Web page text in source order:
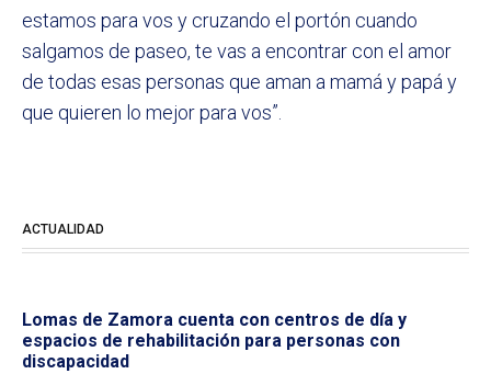
estamos para vos y cruzando el portón cuando
salgamos de paseo, te vas a encontrar con el amor
de todas esas personas que aman a mamá y papá y
que quieren lo mejor para vos”.
ACTUALIDAD
Lomas de Zamora cuenta con centros de día y
espacios de rehabilitación para personas con
discapacidad